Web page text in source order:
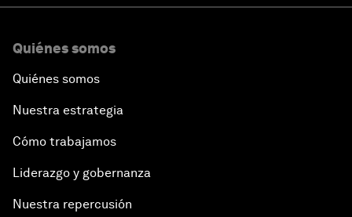
Quiénes somos
Quiénes somos
Nuestra estrategia
Cómo trabajamos
Liderazgo y gobernanza
Nuestra repercusión